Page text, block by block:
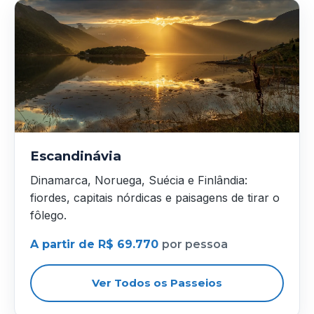
Escandinávia
Dinamarca, Noruega, Suécia e Finlândia:
fiordes, capitais nórdicas e paisagens de tirar o
fôlego.
A partir de R$ 69.770 por pessoa
Ver Todos os Passeios